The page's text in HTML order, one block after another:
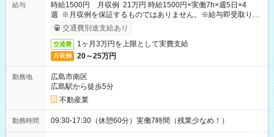
給与
時給1500円 月収例 21万円 時給1500円×実働7h×週5日×4
週 ※月収例を保証するものではありません。※給与即受取りサ
ービス利用可（利用条件有）
交通費別途支給あり
交通費 1ヶ月3万円を上限として実費支給
月収例 20～25万円
勤務地
広島市南区
広島駅から徒歩5分
不動産業
勤務時間 09:30-17:30（休憩60分）実働7時間（残業少なめ！）